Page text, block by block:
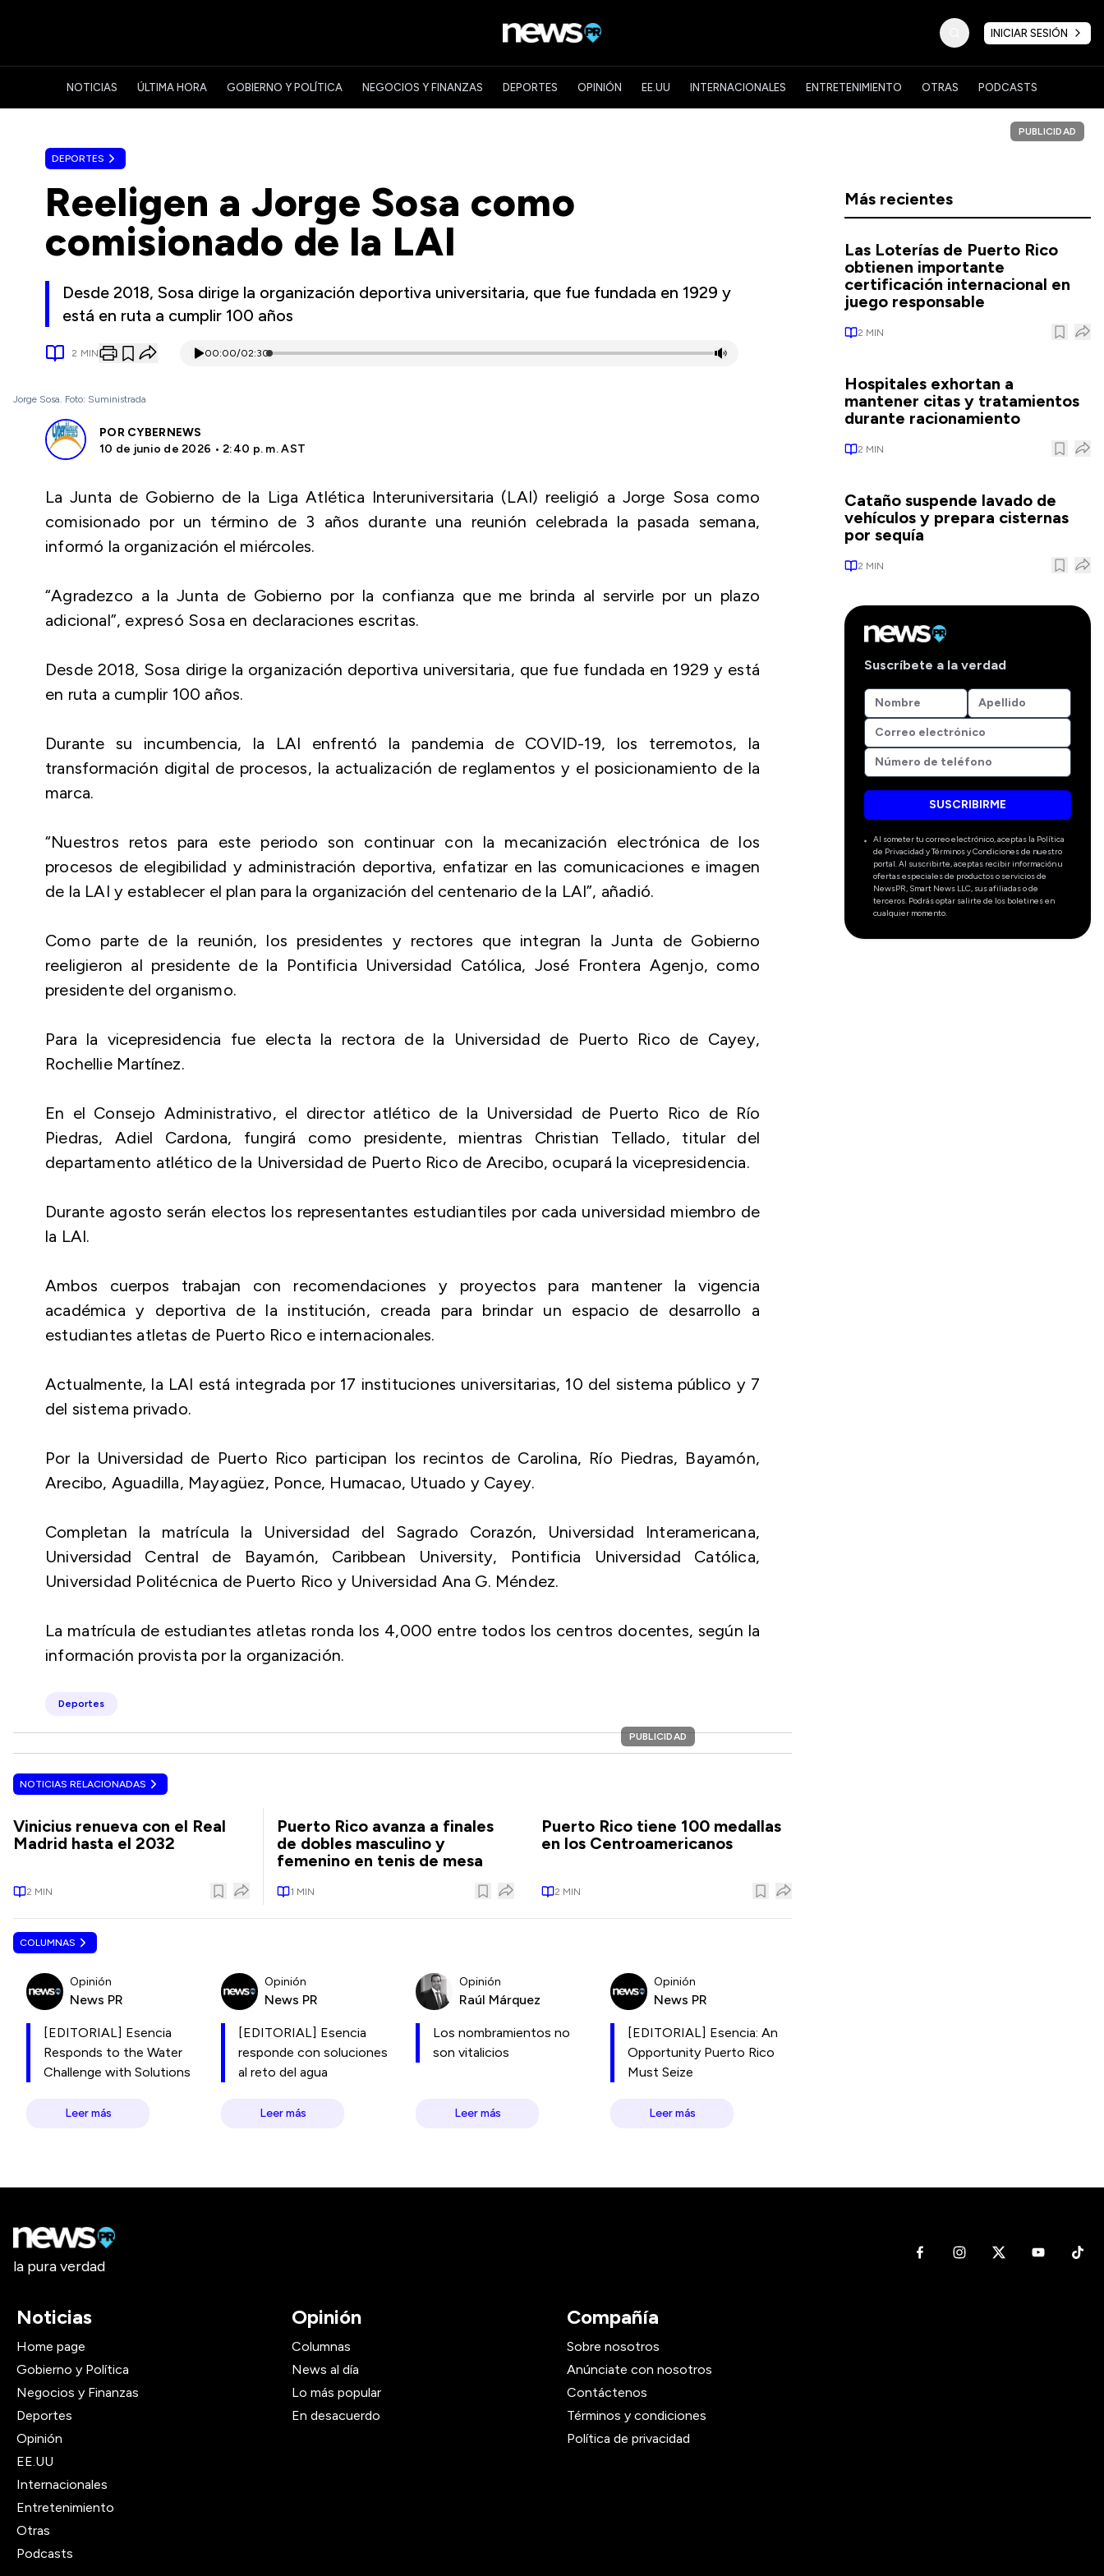
INICIAR SESIÓN
NOTICIAS ÚLTIMA HORA GOBIERNO Y POLÍTICA NEGOCIOS Y FINANZAS DEPORTES OPINIÓN EE.UU INTERNACIONALES ENTRETENIMIENTO OTRAS PODCASTS
DEPORTES
Reeligen a Jorge Sosa como
comisionado de la LAI
Desde 2018, Sosa dirige la organización deportiva universitaria, que fue fundada en 1929 y
está en ruta a cumplir 100 años
2 MIN 00:00/02:30
Jorge Sosa. Foto: Suministrada
POR CYBERNEWS
10 de junio de 2026 • 2:40 p. m. AST
La Junta de Gobierno de la Liga Atlética Interuniversitaria (LAI) reeligió a Jorge Sosa como
comisionado por un término de 3 años durante una reunión celebrada la pasada semana,
informó la organización el miércoles.
“Agradezco a la Junta de Gobierno por la confianza que me brinda al servirle por un plazo
adicional”, expresó Sosa en declaraciones escritas.
Desde 2018, Sosa dirige la organización deportiva universitaria, que fue fundada en 1929 y está
en ruta a cumplir 100 años.
Durante su incumbencia, la LAI enfrentó la pandemia de COVID-19, los terremotos, la
transformación digital de procesos, la actualización de reglamentos y el posicionamiento de la
marca.
“Nuestros retos para este periodo son continuar con la mecanización electrónica de los
procesos de elegibilidad y administración deportiva, enfatizar en las comunicaciones e imagen
de la LAI y establecer el plan para la organización del centenario de la LAI”, añadió.
Como parte de la reunión, los presidentes y rectores que integran la Junta de Gobierno
reeligieron al presidente de la Pontificia Universidad Católica, José Frontera Agenjo, como
presidente del organismo.
Para la vicepresidencia fue electa la rectora de la Universidad de Puerto Rico de Cayey,
Rochellie Martínez.
En el Consejo Administrativo, el director atlético de la Universidad de Puerto Rico de Río
Piedras, Adiel Cardona, fungirá como presidente, mientras Christian Tellado, titular del
departamento atlético de la Universidad de Puerto Rico de Arecibo, ocupará la vicepresidencia.
Durante agosto serán electos los representantes estudiantiles por cada universidad miembro de
la LAI.
Ambos cuerpos trabajan con recomendaciones y proyectos para mantener la vigencia
académica y deportiva de la institución, creada para brindar un espacio de desarrollo a
estudiantes atletas de Puerto Rico e internacionales.
Actualmente, la LAI está integrada por 17 instituciones universitarias, 10 del sistema público y 7
del sistema privado.
Por la Universidad de Puerto Rico participan los recintos de Carolina, Río Piedras, Bayamón,
Arecibo, Aguadilla, Mayagüez, Ponce, Humacao, Utuado y Cayey.
Completan la matrícula la Universidad del Sagrado Corazón, Universidad Interamericana,
Universidad Central de Bayamón, Caribbean University, Pontificia Universidad Católica,
Universidad Politécnica de Puerto Rico y Universidad Ana G. Méndez.
La matrícula de estudiantes atletas ronda los 4,000 entre todos los centros docentes, según la
información provista por la organización.
Deportes
PUBLICIDAD
NOTICIAS RELACIONADAS
Vinicius renueva con el Real
Madrid hasta el 2032
2 MIN
Puerto Rico avanza a finales
de dobles masculino y
femenino en tenis de mesa
1 MIN
Puerto Rico tiene 100 medallas
en los Centroamericanos
2 MIN
COLUMNAS
Opinión
News PR
[EDITORIAL] Esencia
Responds to the Water
Challenge with Solutions
Leer más
Opinión
News PR
[EDITORIAL] Esencia
responde con soluciones
al reto del agua
Leer más
Opinión
Raúl Márquez
Los nombramientos no
son vitalicios
Leer más
Opinión
News PR
[EDITORIAL] Esencia: An
Opportunity Puerto Rico
Must Seize
Leer más
PUBLICIDAD
Más recientes
Las Loterías de Puerto Rico
obtienen importante
certificación internacional en
juego responsable
2 MIN
Hospitales exhortan a
mantener citas y tratamientos
durante racionamiento
2 MIN
Cataño suspende lavado de
vehículos y prepara cisternas
por sequía
2 MIN
Suscríbete a la verdad
SUSCRIBIRME
Al someter tu correo electrónico, aceptas la Política
de Privacidad y Términos y Condiciones de nuestro
portal. Al suscribirte, aceptas recibir información u
ofertas especiales de productos o servicios de
NewsPR, Smart News LLC, sus afiliadas o de
terceros. Podrás optar salirte de los boletines en
cualquier momento.
la pura verdad
Noticias
Home page
Gobierno y Política
Negocios y Finanzas
Deportes
Opinión
EE.UU
Internacionales
Entretenimiento
Otras
Podcasts
Opinión
Columnas
News al día
Lo más popular
En desacuerdo
Compañía
Sobre nosotros
Anúnciate con nosotros
Contáctenos
Términos y condiciones
Política de privacidad